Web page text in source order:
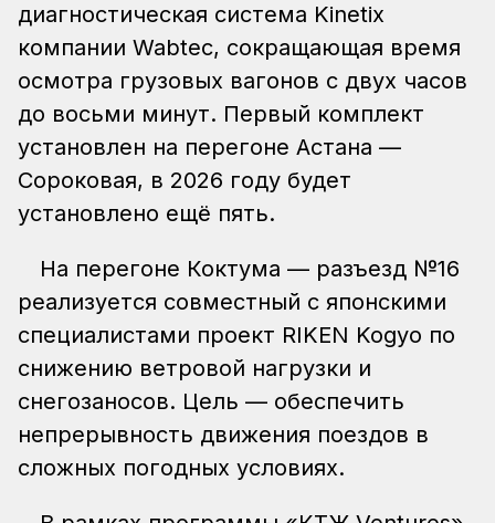
диагностическая система Kinetix
компании Wabtec, сокращающая время
осмотра грузовых вагонов с двух часов
до восьми минут. Первый комплект
установлен на перегоне Астана —
Сороковая, в 2026 году будет
установлено ещё пять.
На перегоне Коктума — разъезд №16
реализуется совместный с японскими
специалистами проект RIKEN Kogyo по
снижению ветровой нагрузки и
снегозаносов. Цель — обеспечить
непрерывность движения поездов в
сложных погодных условиях.